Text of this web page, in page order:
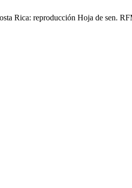
Rica: reproducción Hoja de sen.